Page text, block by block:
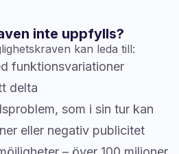
inte uppfylls?
kan leda till:
funktionsvariationer
delta
som i sin tur kan
eller negativ publicitet